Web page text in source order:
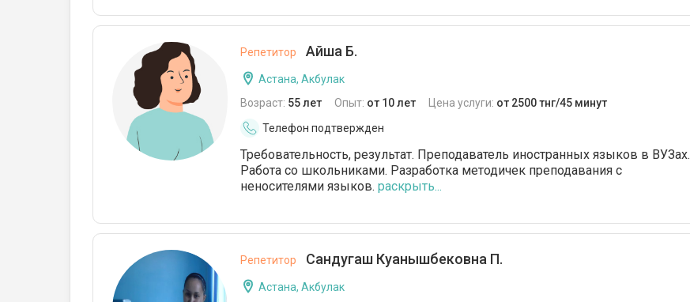
Репетитор Айша Б.
Астана, Акбулак
Возраст: 55 лет Опыт: от 10 лет Цена услуги: от 2500 тнг/45 минут
Телефон подтвержден
Требовательность, результат. Преподаватель иностранных языков в ВУЗах.
Работа со школьниками. Разработка методичек преподавания с
неносителями языков. раскрыть...
Репетитор Сандугаш Куанышбековна П.
Астана, Акбулак